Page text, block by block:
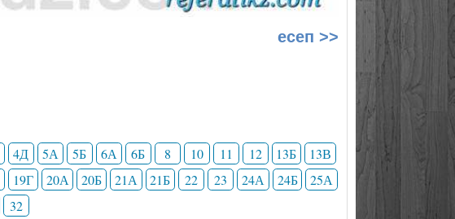
есеп >>
4Д 5А 5Б 6А 6Б 8 10 11 12 13Б
13В
19Г 20А 20Б 21А 21Б 22 23 24А 24Б
25А
32